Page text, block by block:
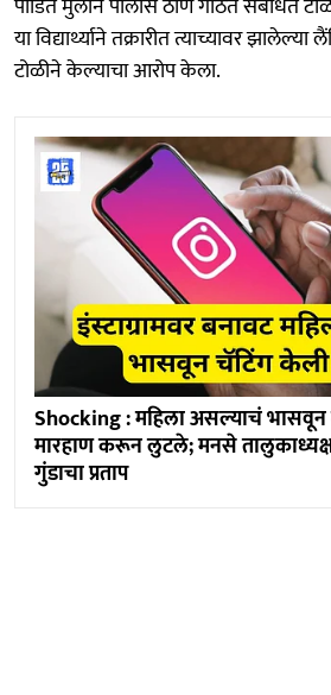
या विद्यार्थ्याने तक्रारीत त्याच्यावर
टोळीने केल्याचा आरोप केला.
Shocking : महिला असल्याचं
मारहाण करून लुटले; मनसे
गुंडाचा प्रताप